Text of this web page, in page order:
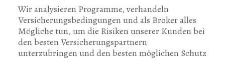
Wir analysieren Programme, verhandeln
Versicherungsbedingungen und als Broker alles
Mögliche tun, um die Risiken unserer Kunden bei
den besten Versicherungspartnern
unterzubringen und den besten möglichen Schutz